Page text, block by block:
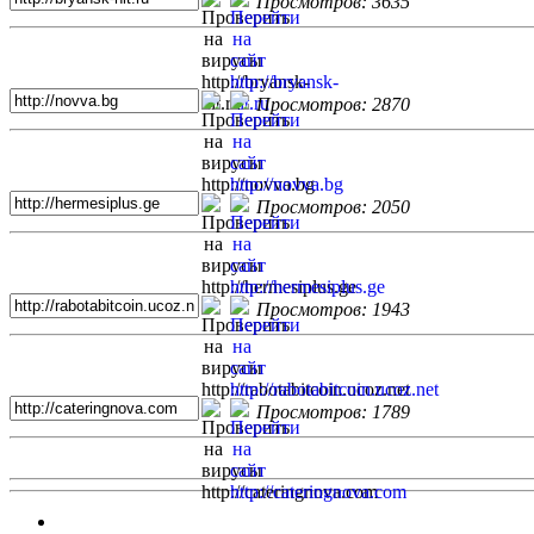
Просмотров: 2870
Просмотров: 2050
Просмотров: 1943
Просмотров: 1789